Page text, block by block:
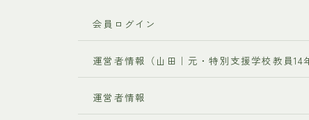
会員ログイン
運営者情報（山田｜元・特別支援学校教員14
運営者情報